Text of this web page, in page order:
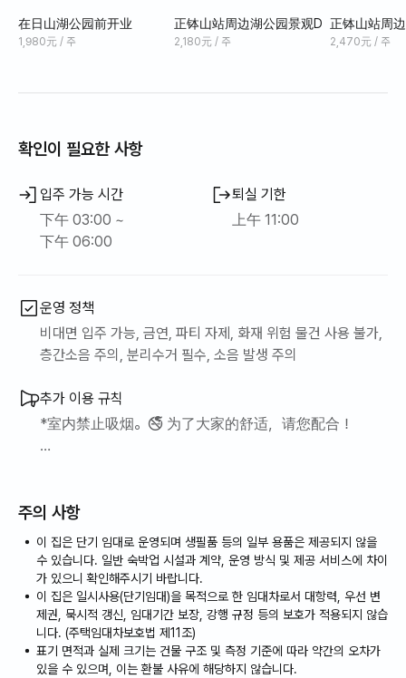
作为正婆山站附近的标志性景点，日山湖滨公园四季皆
宜，是散步和跑步的理想场所，
尤其以美丽的夜景和湖光山色而闻名。
- La Festa · 西式穹顶
汇集了购物、电影院、咖啡馆和餐厅。
拥有表演厅和展览空间的文化艺术场所，
是欣赏表演和展览的绝佳去处。
🍽️ 餐厅和咖啡馆
食。
- 西式穹顶餐厅
众多氛围极佳的餐厅，
适合约会和聚会。
在日山湖公园前开业
1,980元 / 주
正钵山站周边湖公园景观D
2,180元 / 주
正钵山站周
2,470元 / 주
확인이 필요한 사항
입주 가능 시간
下午 03:00 ~
下午 06:00
퇴실 기한
上午 11:00
운영 정책
비대면 입주 가능, 금연, 파티 자제, 화재 위험 물건 사용 불가,
층간소음 주의, 분리수거 필수, 소음 발생 주의
추가 이용 규칙
*室内禁止吸烟。🚭 为了大家的舒适，请您配合！
주의 사항
이 집은 단기 임대로 운영되며 생필품 등의 일부 용품은 제공되지 않을
수 있습니다. 일반 숙박업 시설과 계약, 운영 방식 및 제공 서비스에 차이
가 있으니 확인해주시기 바랍니다.
이 집은 일시사용(단기임대)을 목적으로 한 임대차로서 대항력, 우선 변
제권, 묵시적 갱신, 임대기간 보장, 강행 규정 등의 보호가 적용되지 않습
니다. (주택임대차보호법 제11조)
표기 면적과 실제 크기는 건물 구조 및 측정 기준에 따라 약간의 오차가
있을 수 있으며, 이는 환불 사유에 해당하지 않습니다.